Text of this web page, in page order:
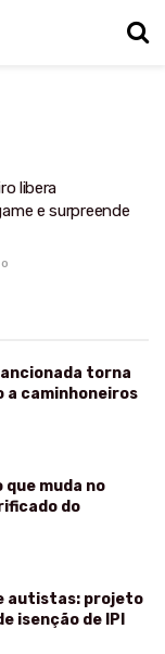
libera
e surpreende
0
torna
a caminhoneiros
que muda no
do
autistas: projeto
isenção de IPI